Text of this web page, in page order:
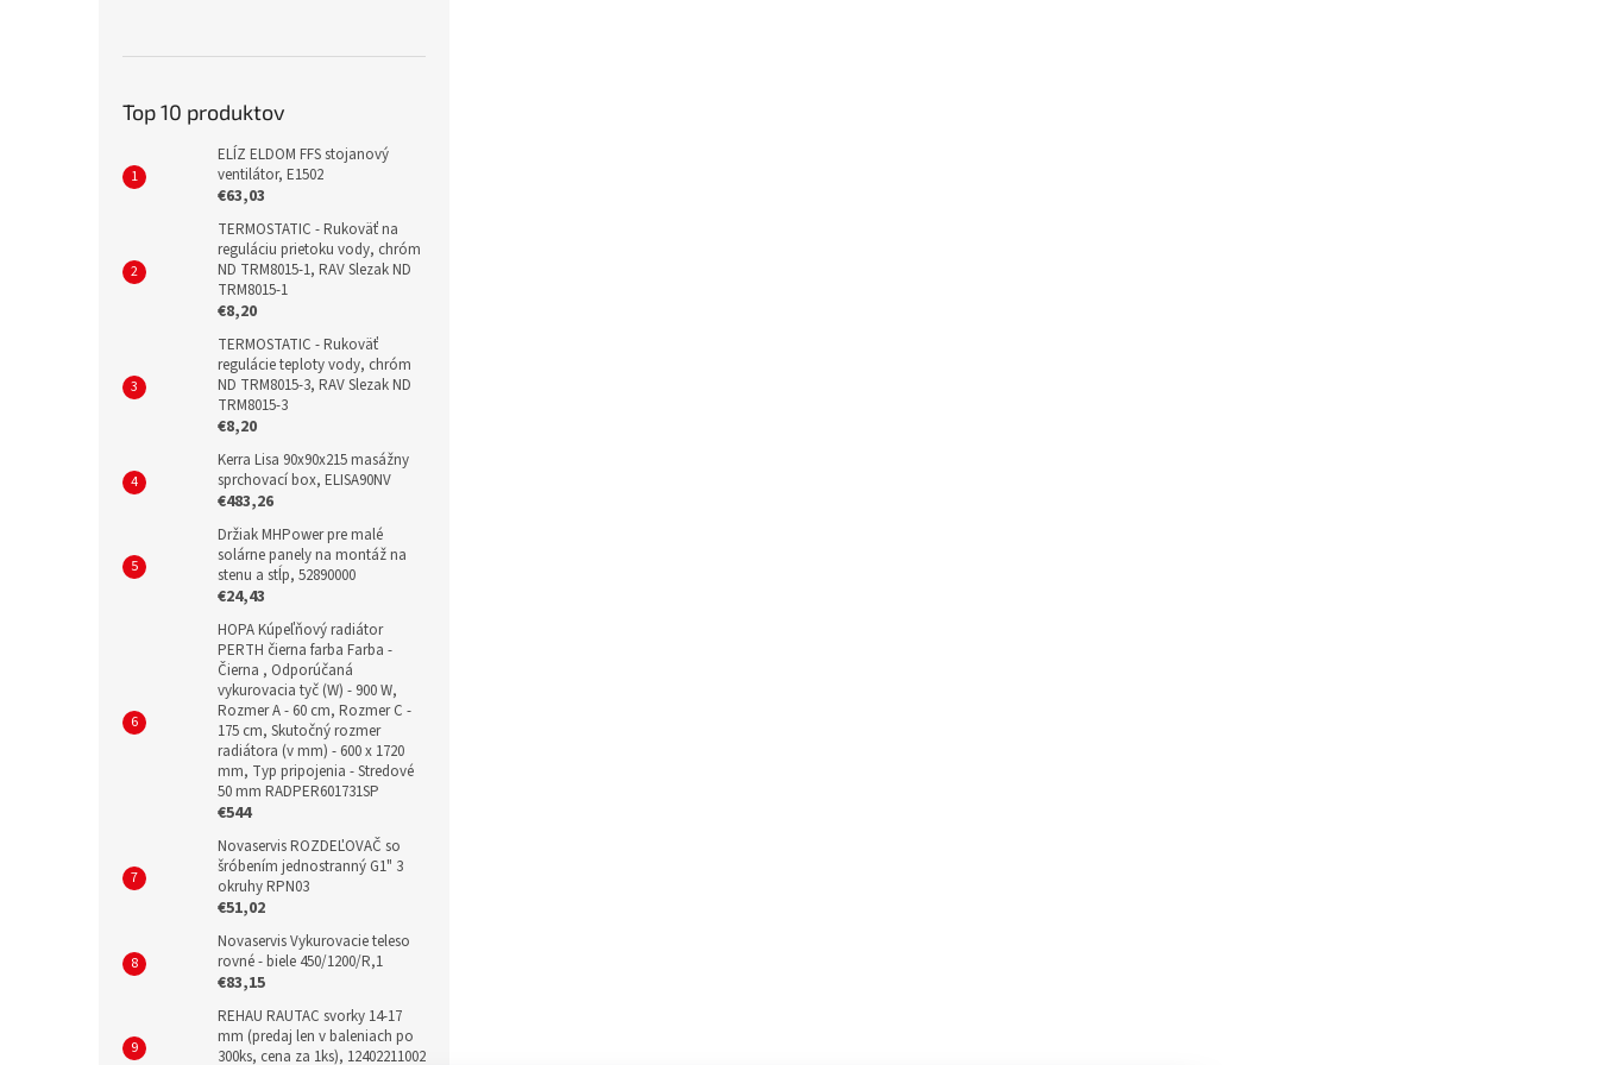
Top 10 produktov
ELÍZ ELDOM FFS stojanový
ventilátor, E1502
€63,03
TERMOSTATIC - Rukoväť na
reguláciu prietoku vody, chróm
ND TRM8015-1, RAV Slezak ND
TRM8015-1
€8,20
TERMOSTATIC - Rukoväť
regulácie teploty vody, chróm
ND TRM8015-3, RAV Slezak ND
TRM8015-3
€8,20
Kerra Lisa 90x90x215 masážny
sprchovací box, ELISA90NV
€483,26
Držiak MHPower pre malé
solárne panely na montáž na
stenu a stĺp, 52890000
€24,43
HOPA Kúpeľňový radiátor
PERTH čierna farba Farba -
Čierna , Odporúčaná
vykurovacia tyč (W) - 900 W,
Rozmer A - 60 cm, Rozmer C -
175 cm, Skutočný rozmer
radiátora (v mm) - 600 x 1720
mm, Typ pripojenia - Stredové
50 mm RADPER601731SP
€544
Novaservis ROZDEĽOVAČ so
šróbením jednostranný G1" 3
okruhy RPN03
€51,02
Novaservis Vykurovacie teleso
rovné - biele 450/1200/R,1
€83,15
REHAU RAUTAC svorky 14-17
mm (predaj len v baleniach po
300ks, cena za 1ks), 12402211002